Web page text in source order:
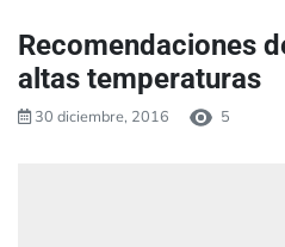
Recomendaciones
altas temperaturas
30 diciembre, 2016 5